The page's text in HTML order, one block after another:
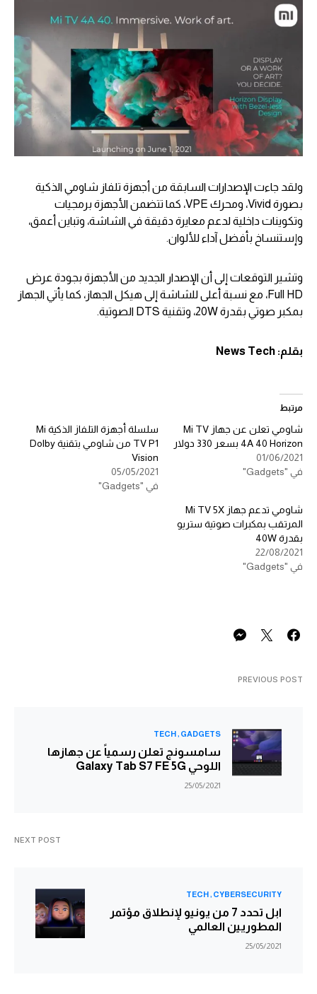
ولقد جاءت الإصدارات السابقة من أجهزة تلفاز شاومي الذكية
بصورة Vivid، ومحرك VPE، كما تتضمن الأجهزة برمجيات
وتكوينات داخلية لدعم معايرة دقيقة في الشاشة، وتباين أعمق،
وإستنساخ بأفضل آداء للألوان.
وتشير التوقعات إلى أن الإصدار الجديد من الأجهزة بجودة عرض
Full HD، مع نسبة أعلى للشاشة إلى هيكل الجهاز، كما يأتي الجهاز
بمكبر صوتي بقدرة 20W، وتقنية DTS الصوتية.
بقلم: News Tech
مرتبط
شاومي تعلن عن جهاز Mi TV
4A 40 Horizon بسعر 330 دولار
01/06/2021
في "Gadgets"
سلسلة أجهزة التلفاز الذكية Mi
TV P1 من شاومي بتقنية Dolby
Vision
05/05/2021
في "Gadgets"
شاومي تدعم جهاز Mi TV 5X
المرتقب بمكبرات صوتية ستريو
بقدرة 40W
22/08/2021
في "Gadgets"
PREVIOUS POST
GADGETS
TECH
سامسونج تعلن رسمياً عن جهازها
اللوحي Galaxy Tab S7 FE 5G
25/05/2021
NEXT POST
CYBERSECURITY
TECH
ابل تحدد 7 من يونيو لإنطلاق مؤتمر
المطوريين العالمي
25/05/2021